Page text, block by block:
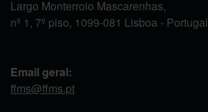
Largo Monterroio Mascarenhas,
nº 1, 7º piso, 1099-081 Lisboa - Portugal
Email geral:
ffms@ffms.pt